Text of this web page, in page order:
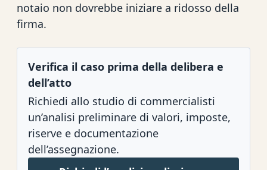
notaio non dovrebbe iniziare a ridosso della
firma.
Verifica il caso prima della delibera e
dell’atto
Richiedi allo studio di commercialisti
un’analisi preliminare di valori, imposte,
riserve e documentazione
dell’assegnazione.